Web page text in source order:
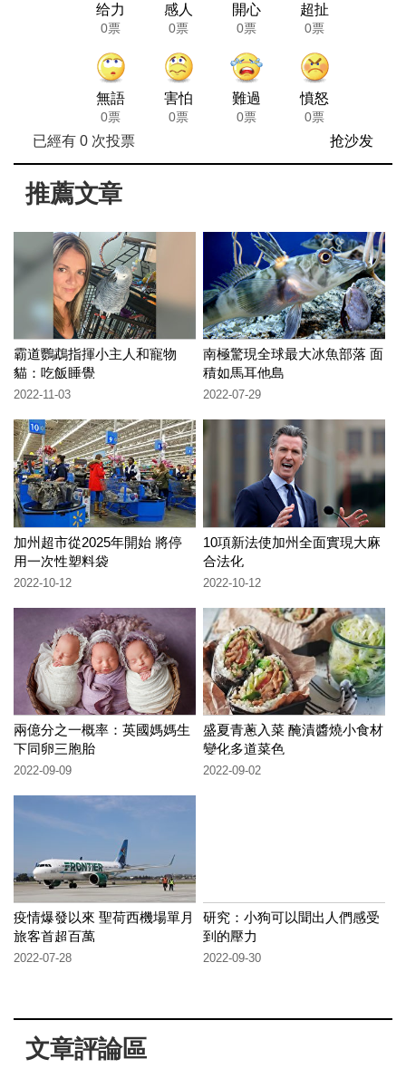
给力
0票
感人
0票
開心
0票
超扯
0票
無語
0票
害怕
0票
難過
0票
憤怒
0票
已經有 0次投票 抢沙发
推薦文章
霸道鸚鵡指揮小主人和寵物
貓：吃飯睡覺
2022-11-03
南極驚現全球最大冰魚部落 面
積如馬耳他島
2022-07-29
加州超市從2025年開始 將停
用一次性塑料袋
2022-10-12
10項新法使加州全面實現大麻
合法化
2022-10-12
兩億分之一概率：英國媽媽生
下同卵三胞胎
2022-09-09
盛夏青蔥入菜 醃漬醬燒小食材
變化多道菜色
2022-09-02
疫情爆發以來 聖荷西機場單月
旅客首超百萬
2022-07-28
研究：小狗可以聞出人們感受
到的壓力
2022-09-30
文章評論區